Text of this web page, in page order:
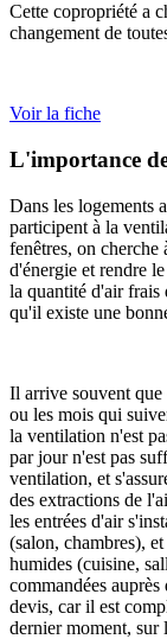
Cette copropriété a
changement de
Voir la fiche
L'importance
Dans les logements
participent à la
fenêtres, on
d'énergie et rendre
la quantité d'air frais
qu'il existe une
Il arrive souvent que
ou les mois qui
la ventilation n'est
par jour n'est pas
ventilation, et
des extractions de
les entrées d'air
(salon, chambres),
humides (cuisine,
commandées
devis, car il est
dernier moment, sur